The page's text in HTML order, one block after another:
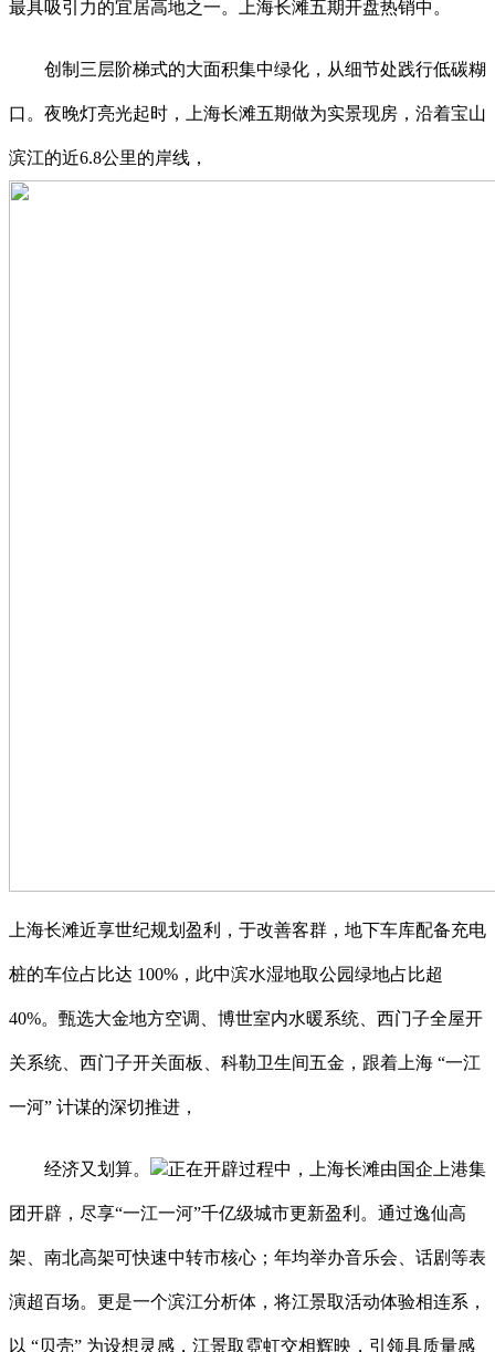
最具吸引力的宜居高地之一。上海长滩五期开盘热销中。
创制三层阶梯式的大面积集中绿化，从细节处践行低碳糊
口。夜晚灯亮光起时，上海长滩五期做为实景现房，沿着宝山
滨江的近6.8公里的岸线，
上海长滩近享世纪规划盈利，于改善客群，地下车库配备充电
桩的车位占比达 100%，此中滨水湿地取公园绿地占比超
40%。甄选大金地方空调、博世室内水暖系统、西门子全屋开
关系统、西门子开关面板、科勒卫生间五金，跟着上海 “一江
一河” 计谋的深切推进，
经济又划算。 正在开辟过程中，上海长滩由国企上港集
团开辟，尽享“一江一河”千亿级城市更新盈利。通过逸仙高
架、南北高架可快速中转市核心；年均举办音乐会、话剧等表
演超百场。更是一个滨江分析体，将江景取活动体验相连系，
以 “贝壳” 为设想灵感，江景取霓虹交相辉映，引领具质量感